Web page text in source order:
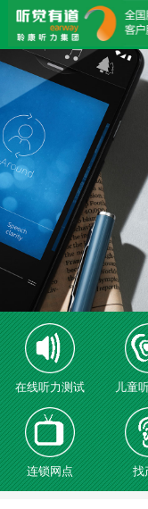
在线听力测试 儿童
连锁网点 找